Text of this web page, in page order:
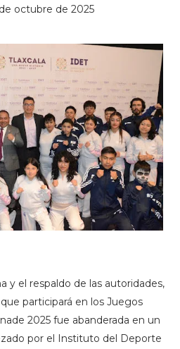
octubre de 2025
y el respaldo de las autoridades,
participará en los Juegos
2025 fue abanderada en un
por el Instituto del Deporte